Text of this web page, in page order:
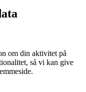
om din aktivitet på
så vi kan give